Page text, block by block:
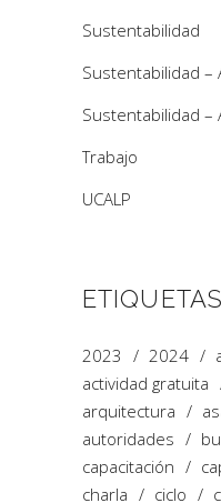
Sustentabilidad
Sustentabilidad –
Sustentabilidad –
Trabajo
UCALP
ETIQUETAS
2023 2024
actividad gratuita
arquitectura
autoridades
capacitación
charla
ciclo